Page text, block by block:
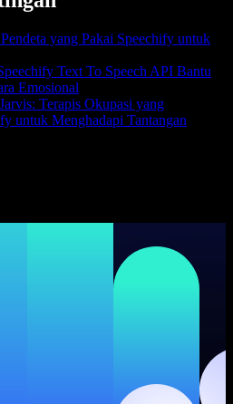
yang Pakai Speechify untuk
Text To Speech API Bantu
Emosional
Terapis Okupasi yang
untuk Menghadapi Tantangan